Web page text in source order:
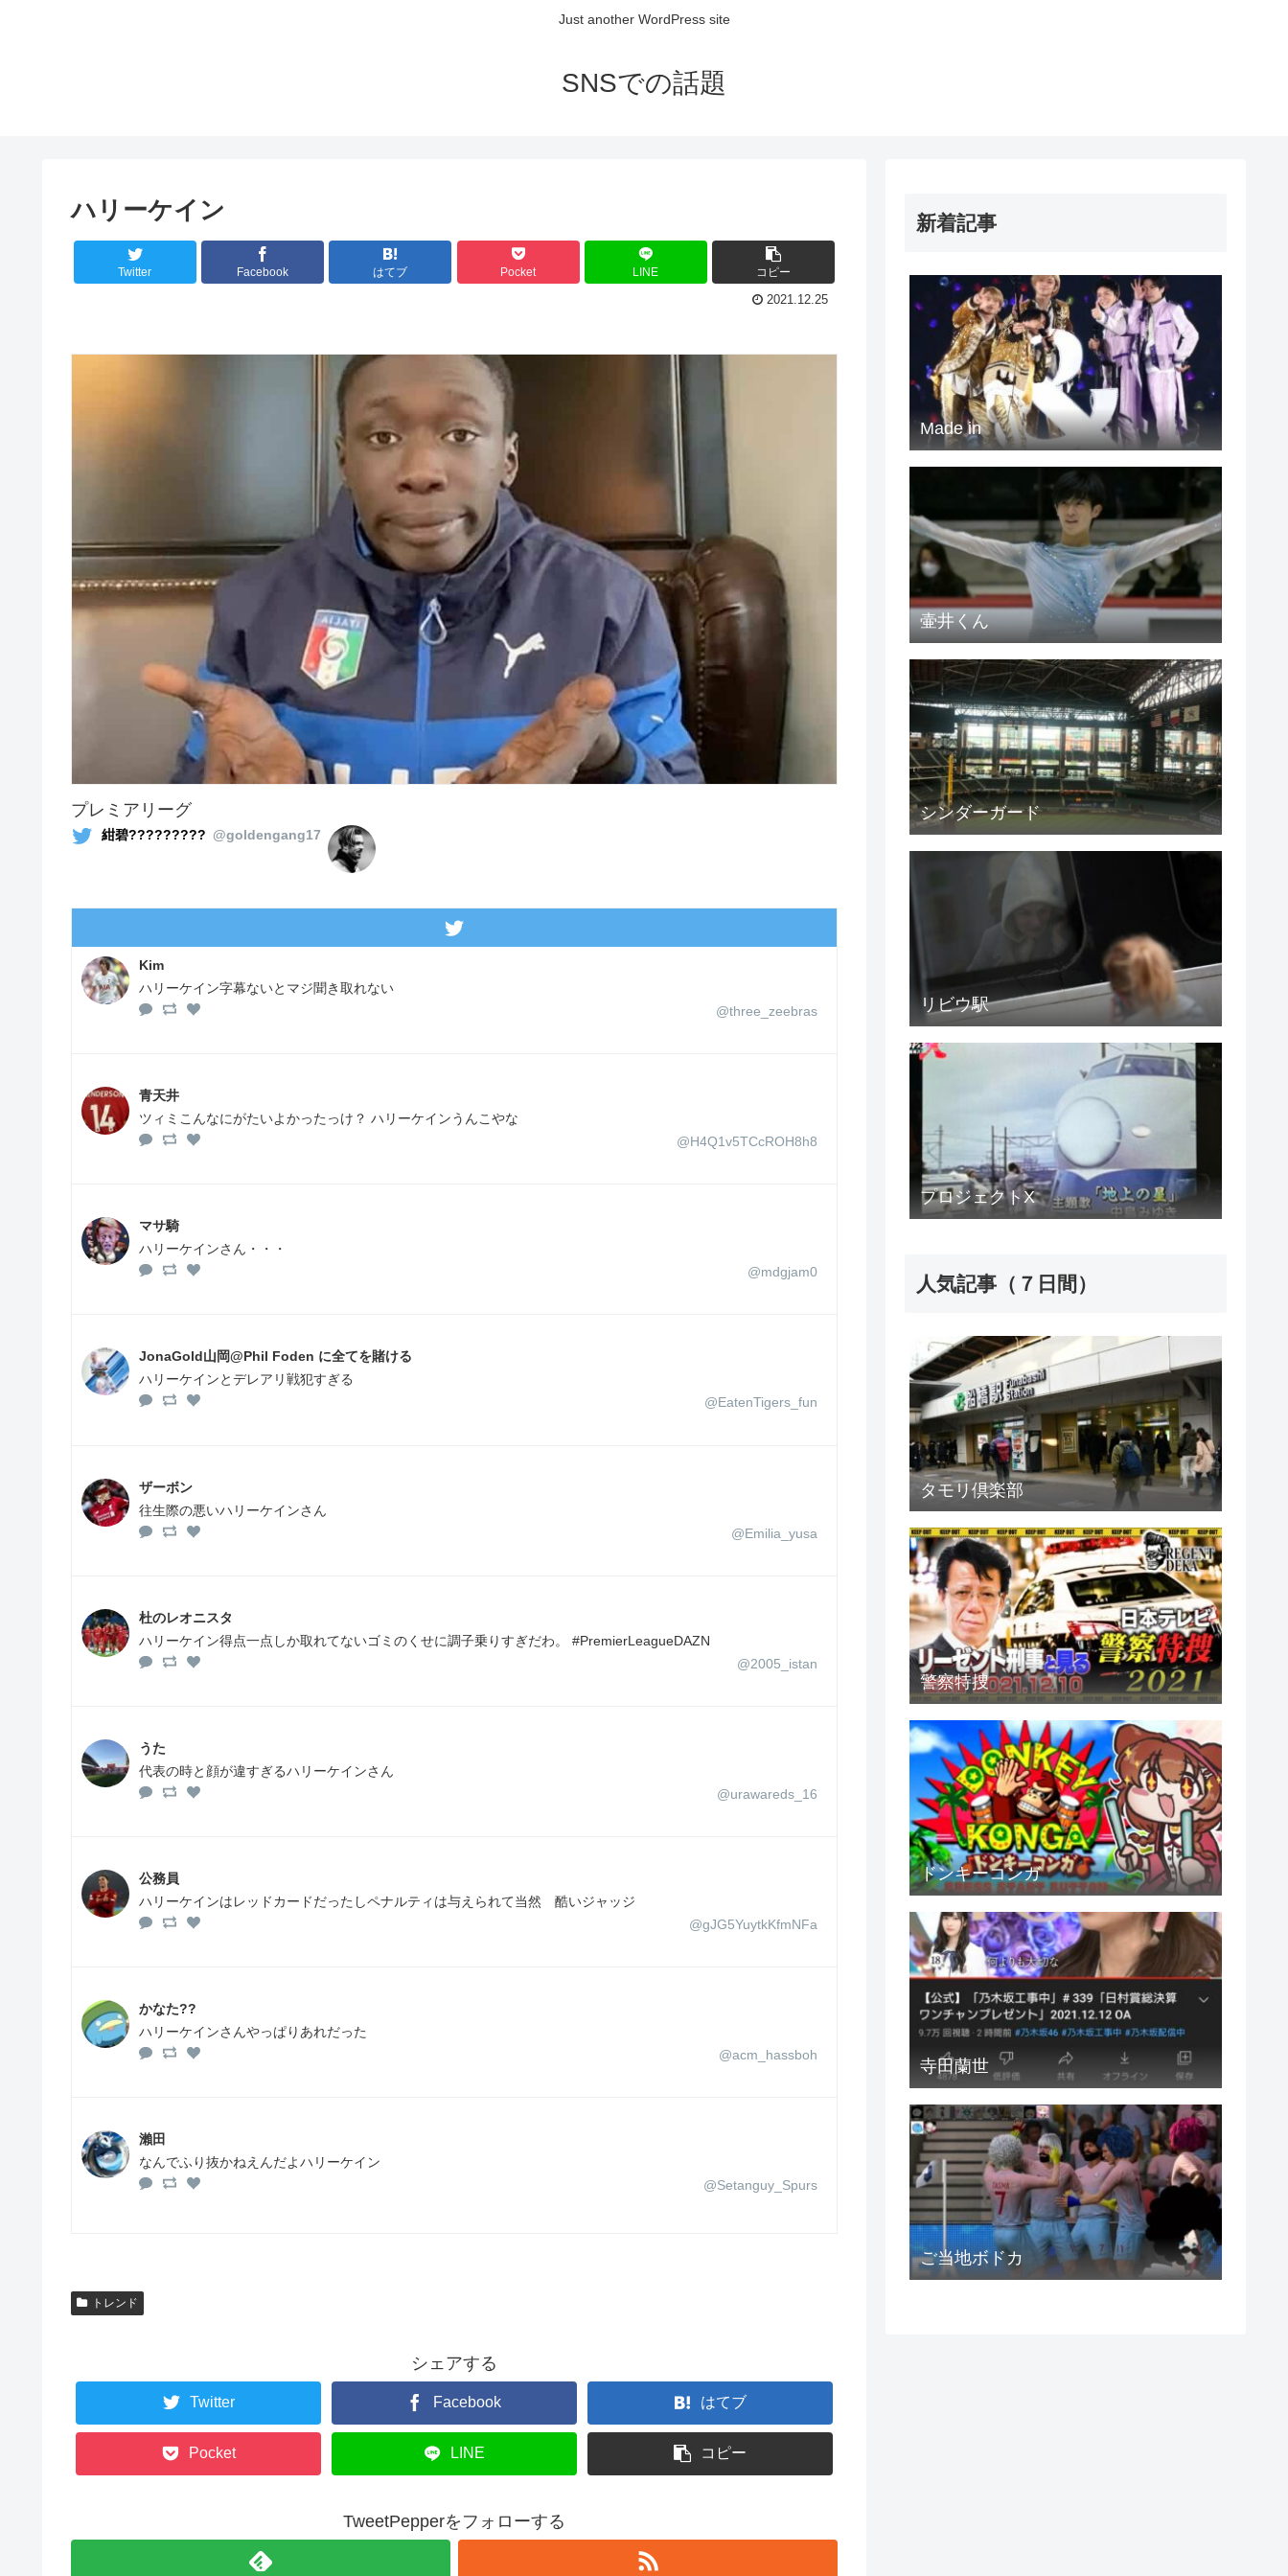
Just another WordPress site
SNSでの話題
ハリーケイン
Twitter Facebook はてブ Pocket LINE コピー
2021.12.25
プレミアリーグ
紺碧????????? @goldengang17
Kim
ハリーケイン字幕ないとマジ聞き取れない
@three_zeebras
青天井
ツィミこんなにがたいよかったっけ？ ハリーケインうんこやな
@H4Q1v5TCcROH8h8
マサ騎
ハリーケインさん・・・
@mdgjam0
JonaGold山岡@Phil Foden に全てを賭ける
ハリーケインとデレアリ戦犯すぎる
@EatenTigers_fun
ザーボン
往生際の悪いハリーケインさん
@Emilia_yusa
杜のレオニスタ
ハリーケイン得点一点しか取れてないゴミのくせに調子乗りすぎだわ。 #PremierLeagueDAZN
@2005_istan
うた
代表の時と顔が違すぎるハリーケインさん
@urawareds_16
公務員
ハリーケインはレッドカードだったしペナルティは与えられて当然 酷いジャッジ
@gJG5YuytkKfmNFa
かなた??
ハリーケインさんやっぱりあれだった
@acm_hassboh
瀨田
なんでふり抜かねえんだよハリーケイン
@Setanguy_Spurs
トレンド
シェアする
Twitter Facebook はてブ
Pocket LINE コピー
TweetPepperをフォローする
新着記事
Made in
壷井くん
シンダーガード
リビウ駅
プロジェクトX
人気記事（７日間）
タモリ倶楽部
警察特捜
ドンキーコンガ
寺田蘭世
ご当地ボドカ